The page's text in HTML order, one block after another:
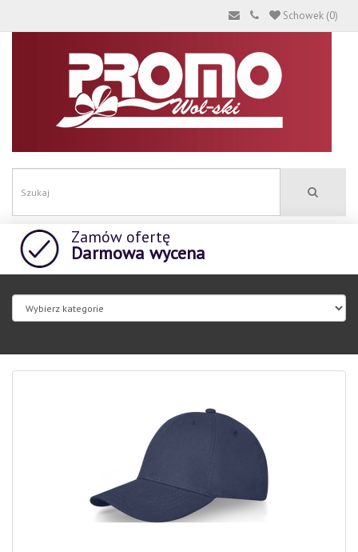
Schowek (0)
Zamów ofertę
Darmowa wycena